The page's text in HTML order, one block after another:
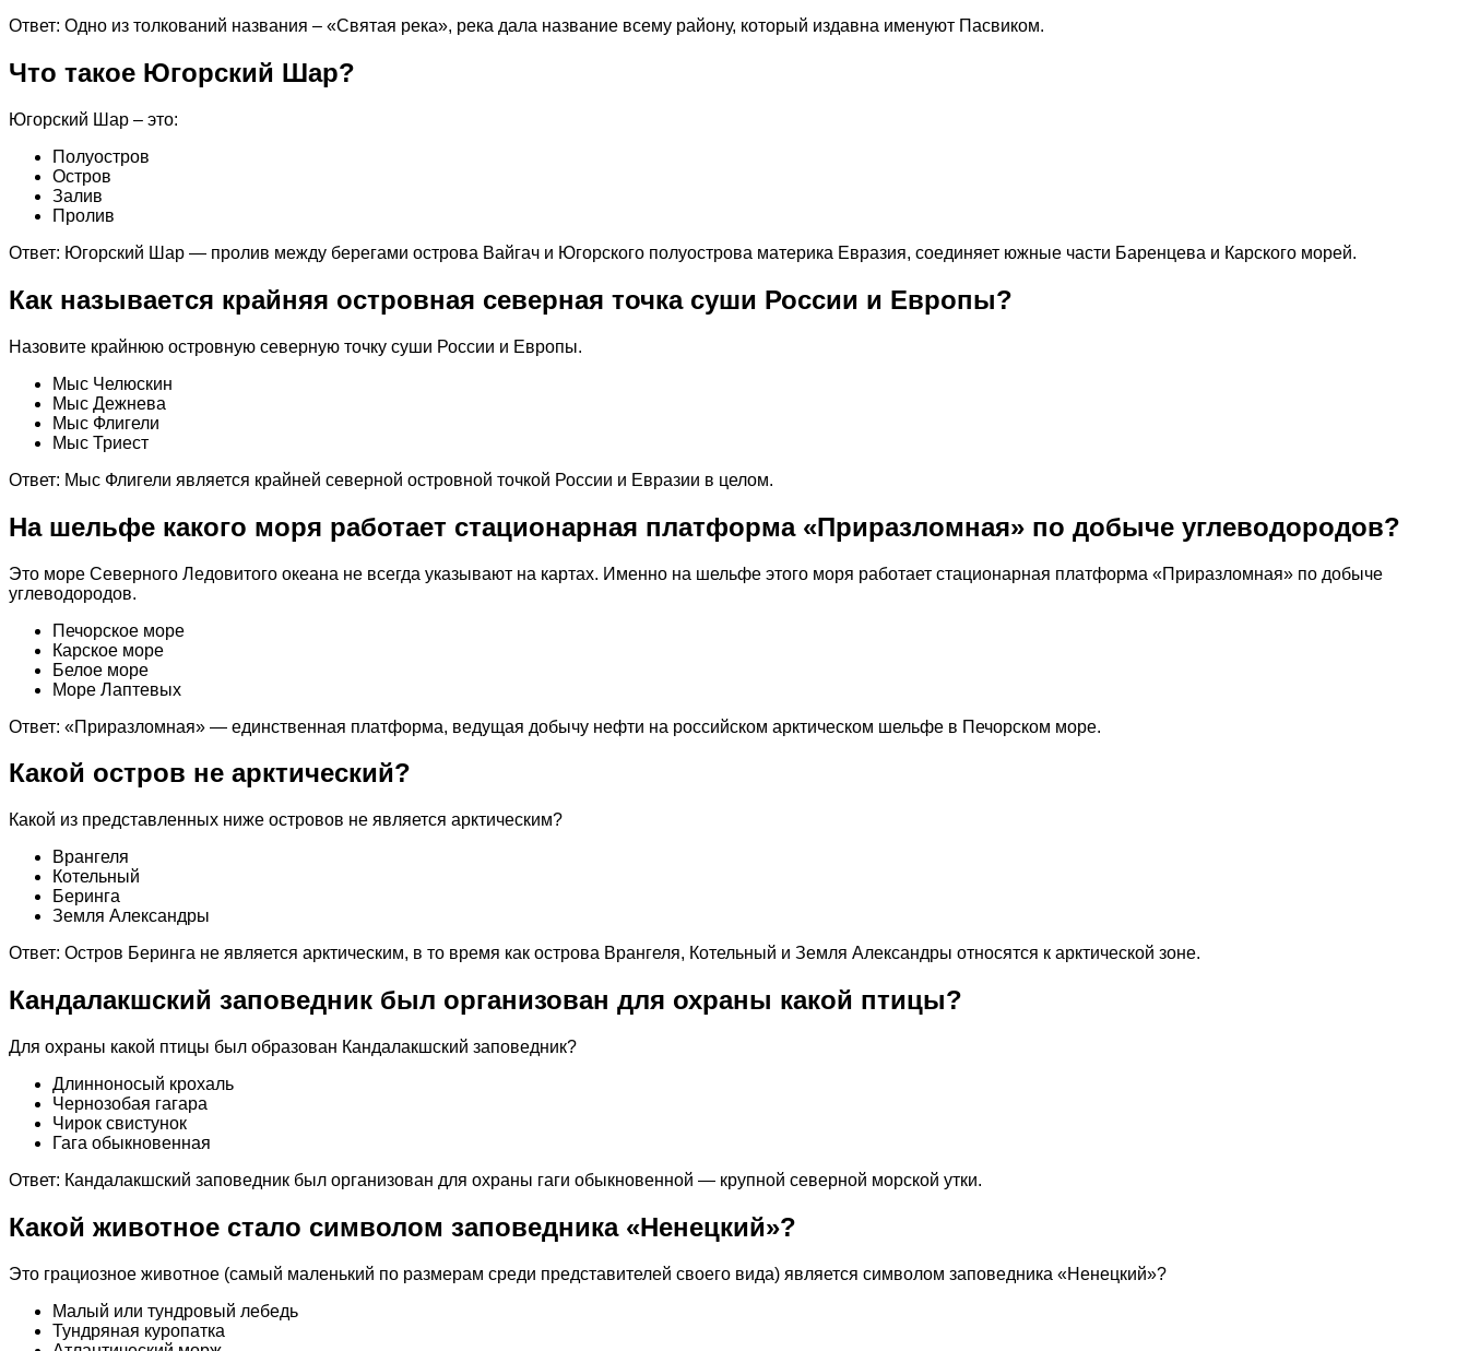
Ответ: Одно из толкований названия – «Святая река», река дала название всему району, который издавна именуют Пасвиком.
Что такое Югорский Шар?
Югорский Шар – это:
Полуостров
Остров
Залив
Пролив
Ответ: Югорский Шар — пролив между берегами острова Вайгач и Югорского полуострова материка Евразия, соединяет южные части Баренцева и Карского морей.
Как называется крайняя островная северная точка суши России и Европы?
Назовите крайнюю островную северную точку суши России и Европы.
Мыс Челюскин
Мыс Дежнева
Мыс Флигели
Мыс Триест
Ответ: Мыс Флигели является крайней северной островной точкой России и Евразии в целом.
На шельфе какого моря работает стационарная платформа «Приразломная» по добыче углеводородов?
Это море Северного Ледовитого океана не всегда указывают на картах. Именно на шельфе этого моря работает стационарная платформа «Приразломная» по добыче
углеводородов.
Печорское море
Карское море
Белое море
Море Лаптевых
Ответ: «Приразломная» — единственная платформа, ведущая добычу нефти на российском арктическом шельфе в Печорском море.
Какой остров не арктический?
Какой из представленных ниже островов не является арктическим?
Врангеля
Котельный
Беринга
Земля Александры
Ответ: Остров Беринга не является арктическим, в то время как острова Врангеля, Котельный и Земля Александры относятся к арктической зоне.
Кандалакшский заповедник был организован для охраны какой птицы?
Для охраны какой птицы был образован Кандалакшский заповедник?
Длинноносый крохаль
Чернозобая гагара
Чирок свистунок
Гага обыкновенная
Ответ: Кандалакшский заповедник был организован для охраны гаги обыкновенной — крупной северной морской утки.
Какой животное стало символом заповедника «Ненецкий»?
Это грациозное животное (самый маленький по размерам среди представителей своего вида) является символом заповедника «Ненецкий»?
Малый или тундровый лебедь
Тундряная куропатка